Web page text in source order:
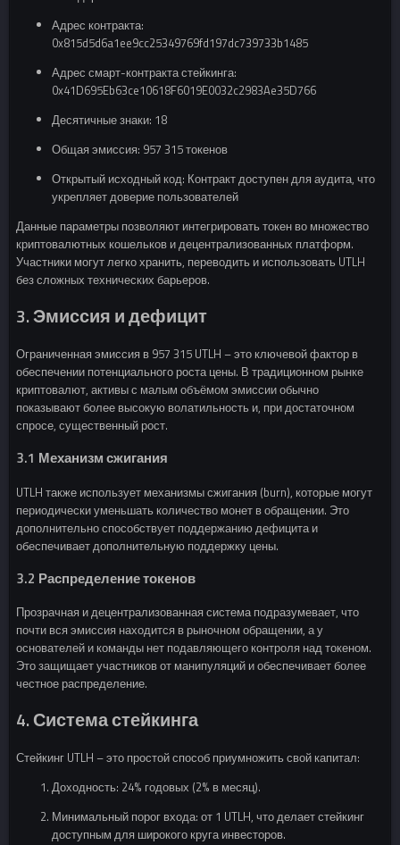
Адрес контракта:
0x815d5d6a1ee9cc25349769fd197dc739733b1485
Адрес смарт-контракта стейкинга:
0x41D695Eb63ce10618F6019E0032c2983Ae35D766
Десятичные знаки: 18
Общая эмиссия: 957 315 токенов
Открытый исходный код: Контракт доступен для аудита, что
укрепляет доверие пользователей
Данные параметры позволяют интегрировать токен во множество
криптовалютных кошельков и децентрализованных платформ.
Участники могут легко хранить, переводить и использовать UTLH
без сложных технических барьеров.
3. Эмиссия и дефицит
Ограниченная эмиссия в 957 315 UTLH – это ключевой фактор в
обеспечении потенциального роста цены. В традиционном рынке
криптовалют, активы с малым объёмом эмиссии обычно
показывают более высокую волатильность и, при достаточном
спросе, существенный рост.
3.1 Механизм сжигания
UTLH также использует механизмы сжигания (burn), которые могут
периодически уменьшать количество монет в обращении. Это
дополнительно способствует поддержанию дефицита и
обеспечивает дополнительную поддержку цены.
3.2 Распределение токенов
Прозрачная и децентрализованная система подразумевает, что
почти вся эмиссия находится в рыночном обращении, а у
основателей и команды нет подавляющего контроля над токеном.
Это защищает участников от манипуляций и обеспечивает более
честное распределение.
4. Система стейкинга
Стейкинг UTLH – это простой способ приумножить свой капитал:
Доходность: 24% годовых (2% в месяц).
Минимальный порог входа: от 1 UTLH, что делает стейкинг
доступным для широкого круга инвесторов.